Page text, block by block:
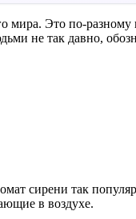
Это по-
не так давно,
сирени так
в воздухе.